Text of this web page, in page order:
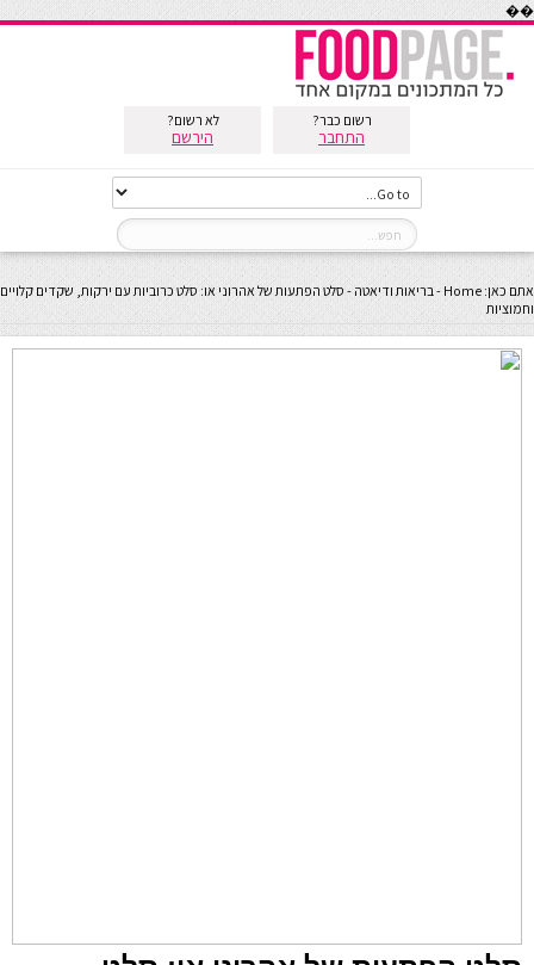
��
רשום כבר?
התחבר
לא רשום?
הירשם
אתם כאן: Home
-בריאות ודיאטה - סלט הפתעות של אהרוני או: סלט כרוביות עם ירקות, שקדים קלויים
וחמוציות